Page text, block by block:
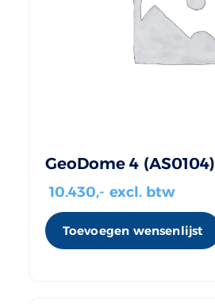
GeoDome 4 (AS0104)
10.430,- excl. btw
Toevoegen wensenlijst